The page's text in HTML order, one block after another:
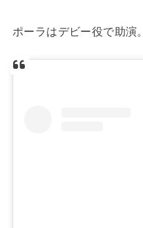
ポーラはデビー役で助演。